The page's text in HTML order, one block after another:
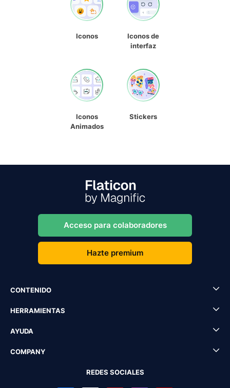
Iconos
Iconos de
interfaz
Iconos
Animados
Stickers
Acceso para colaboradores
Hazte premium
CONTENIDO
HERRAMIENTAS
AYUDA
COMPANY
REDES SOCIALES